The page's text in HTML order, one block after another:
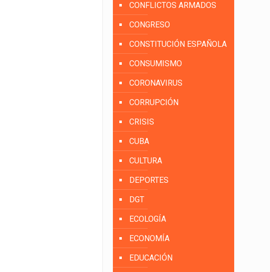
CONFLICTOS ARMADOS
CONGRESO
CONSTITUCIÓN ESPAÑOLA
CONSUMISMO
CORONAVIRUS
CORRUPCIÓN
CRISIS
CUBA
CULTURA
DEPORTES
DGT
ECOLOGÍA
ECONOMÍA
EDUCACIÓN